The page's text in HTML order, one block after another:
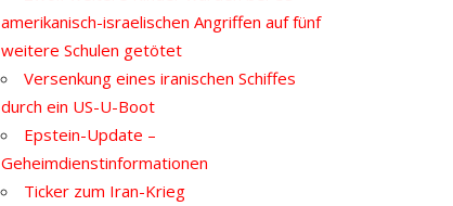
amerikanisch-israelischen Angriffen auf fünf
weitere Schulen getötet
Versenkung eines iranischen Schiffes
durch ein US-U-Boot
Epstein-Update –
Geheimdienstinformationen
Ticker zum Iran-Krieg